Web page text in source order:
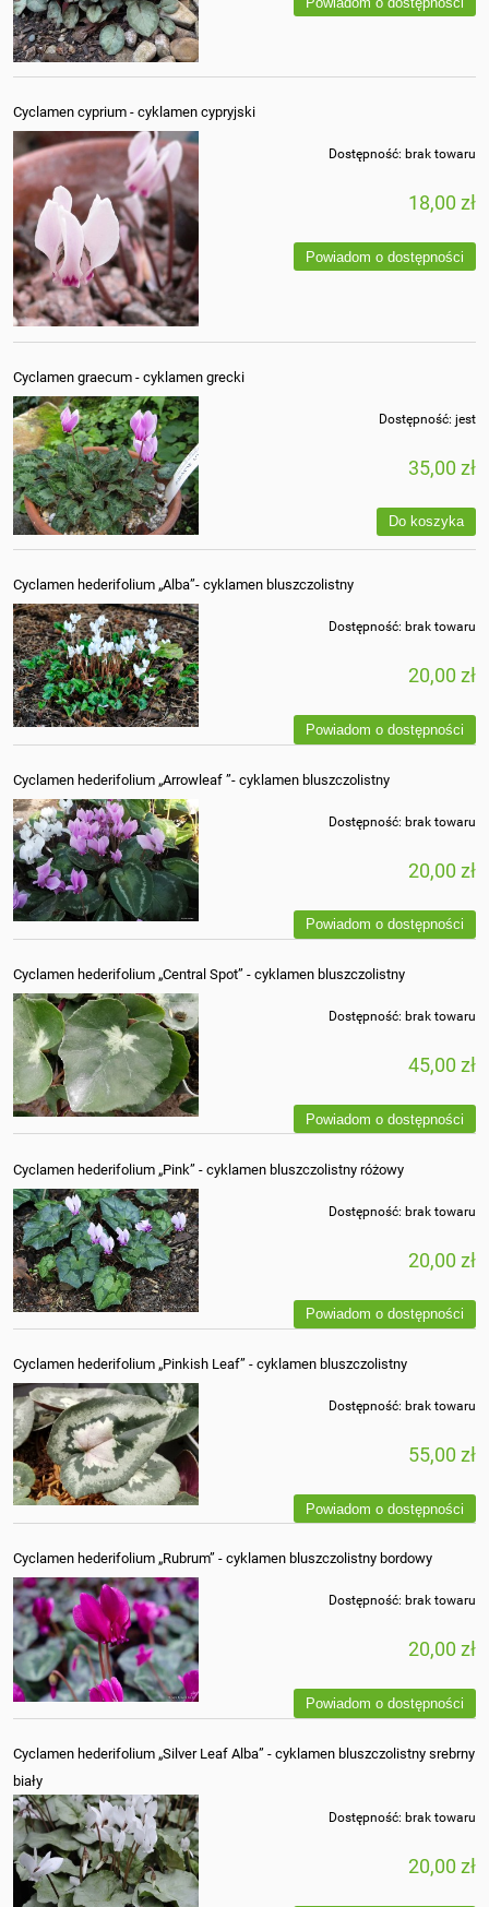
Cyclamen cyprium - cyklamen cypryjski
Dostępność: brak towaru
18,00 zł
Powiadom o dostępności
Cyclamen graecum - cyklamen grecki
Dostępność: jest
35,00 zł
Do koszyka
Cyclamen hederifolium „Alba”- cyklamen bluszczolistny
Dostępność: brak towaru
20,00 zł
Powiadom o dostępności
Cyclamen hederifolium „Arrowleaf ”- cyklamen bluszczolistny
Dostępność: brak towaru
20,00 zł
Powiadom o dostępności
Cyclamen hederifolium „Central Spot” - cyklamen bluszczolistny
Dostępność: brak towaru
45,00 zł
Powiadom o dostępności
Cyclamen hederifolium „Pink” - cyklamen bluszczolistny różowy
Dostępność: brak towaru
20,00 zł
Powiadom o dostępności
Cyclamen hederifolium „Pinkish Leaf” - cyklamen bluszczolistny
Dostępność: brak towaru
55,00 zł
Powiadom o dostępności
Cyclamen hederifolium „Rubrum” - cyklamen bluszczolistny bordowy
Dostępność: brak towaru
20,00 zł
Powiadom o dostępności
Cyclamen hederifolium „Silver Leaf Alba” - cyklamen bluszczolistny srebrny
biały
Dostępność: brak towaru
20,00 zł